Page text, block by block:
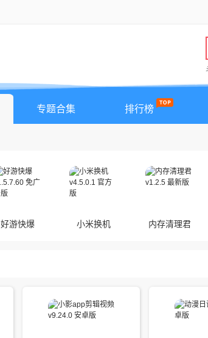
专题合集 排行榜
好游快爆 小米换机 内存清理君